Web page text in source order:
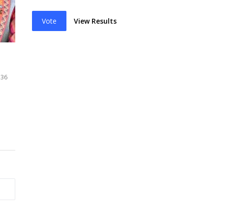
36
Vote View Results